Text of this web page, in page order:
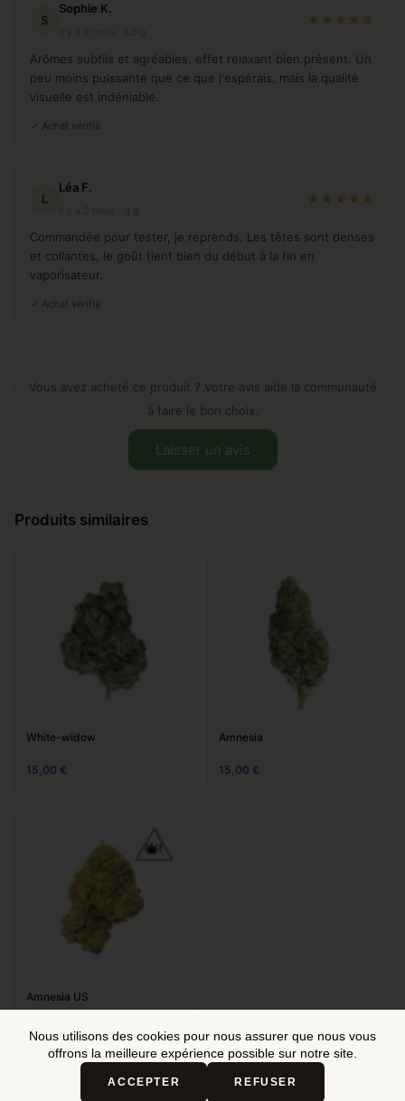
Nous utilisons des cookies pour nous assurer que nous vous
offrons la meilleure expérience possible sur notre site.
ACCEPTER REFUSER
S
Sophie K.
★★★★☆
Arômes subtils et agréables, effet relaxant bien présent. Un
peu moins puissante que ce que j'espérais, mais la qualité
visuelle est indéniable.
✓ Achat vérifié
L
Léa F.
★★★★★
Commandée pour tester, je reprends. Les têtes sont denses
et collantes, le goût tient bien du début à la fin en
vaporisateur.
✓ Achat vérifié
Vous avez acheté ce produit ? Votre avis aide la communauté
à faire le bon choix.
Laisser un avis
Laissez votre avis sur "Jack
Ajouter un commentaire
navigateur pour mon prochain commentaire.
Laisser un commentaire
Produits similaires
White-widow
15,00 €
Amnesia
15,00 €
Amnesia US
15,00
Voir ma sélection